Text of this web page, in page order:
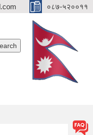
०८७-५२००११